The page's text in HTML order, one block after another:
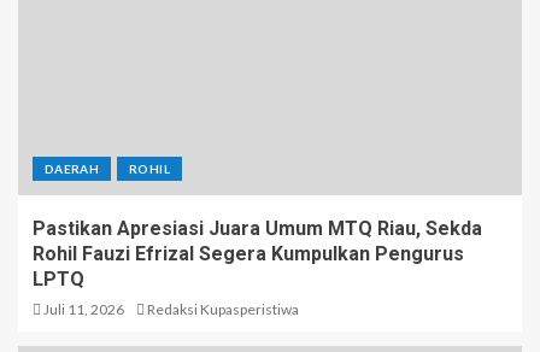
DAERAH ROHIL
Pastikan Apresiasi Juara Umum MTQ Riau, Sekda
Rohil Fauzi Efrizal Segera Kumpulkan Pengurus
LPTQ
Juli 11, 2026 Redaksi Kupasperistiwa